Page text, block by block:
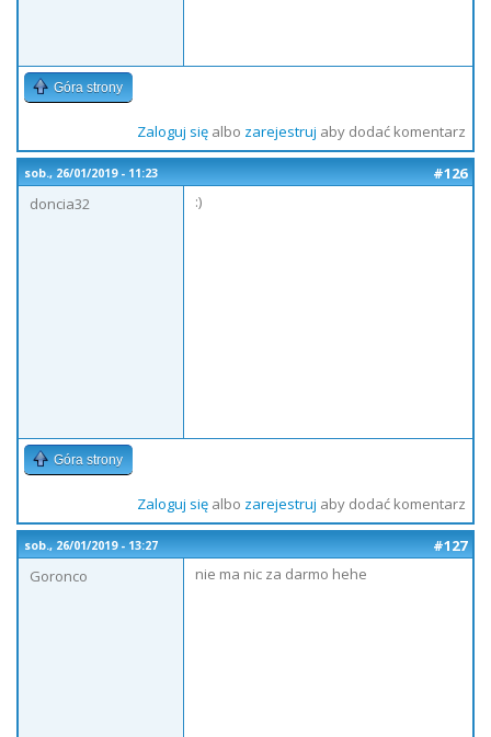
Góra strony
Zaloguj sięalbo zarejestruj aby dodać komentarz
sob., 26/01/2019 - 11:23
#126
doncia32
:)
Góra strony
Zaloguj sięalbo zarejestruj aby dodać komentarz
sob., 26/01/2019 - 13:27
#127
Goronco
nie ma nic za darmo hehe